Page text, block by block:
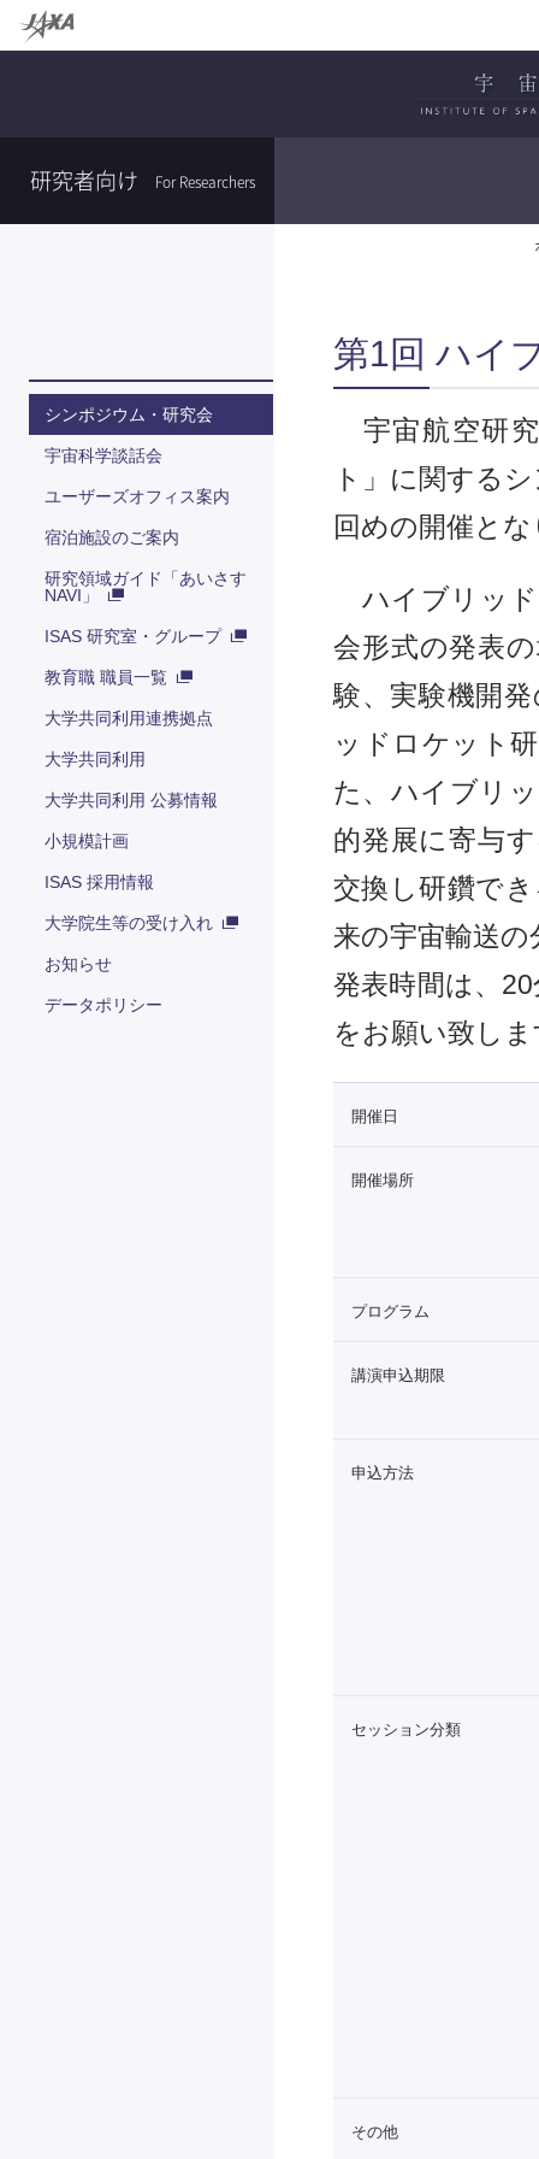
研究者向け For Researchers
第1回 ハイ
宇宙航空研
ト」に関する
回めの開催と
ハイブリッド
会形式の発表
験、実験機開
ッドロケット
た、ハイブリ
的発展に寄与
交換し研鑽で
来の宇宙輸送
発表時間は、
をお願い致し
開催日
開催場所
プログラム
講演申込期限
申込方法
セッション分類
その他
シンポジウム・研究会
宇宙科学談話会
ユーザーズオフィス案内
宿泊施設のご案内
研究領域ガイド「あいさす
NAVI」
ISAS 研究室・グループ
教育職 職員一覧
大学共同利用連携拠点
大学共同利用
大学共同利用 公募情報
小規模計画
ISAS 採用情報
大学院生等の受け入れ
お知らせ
データポリシー